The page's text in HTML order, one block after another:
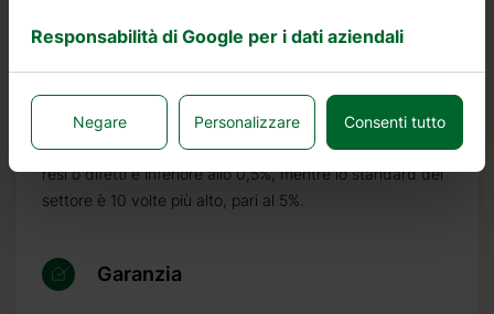
Oltre ad investire nel legname, continuiamo ad investire
in macchinari automatici per poter produrre prodotti di
qualità sempre più elevata.
Possiamo affermare con orgoglio che il nostro tasso di
resi o difetti è inferiore allo 0,5%, mentre lo standard del
settore è 10 volte più alto, pari al 5%.
Garanzia
Responsabilità di Google per i dati aziendali
Negare Personalizzare Consenti tutto